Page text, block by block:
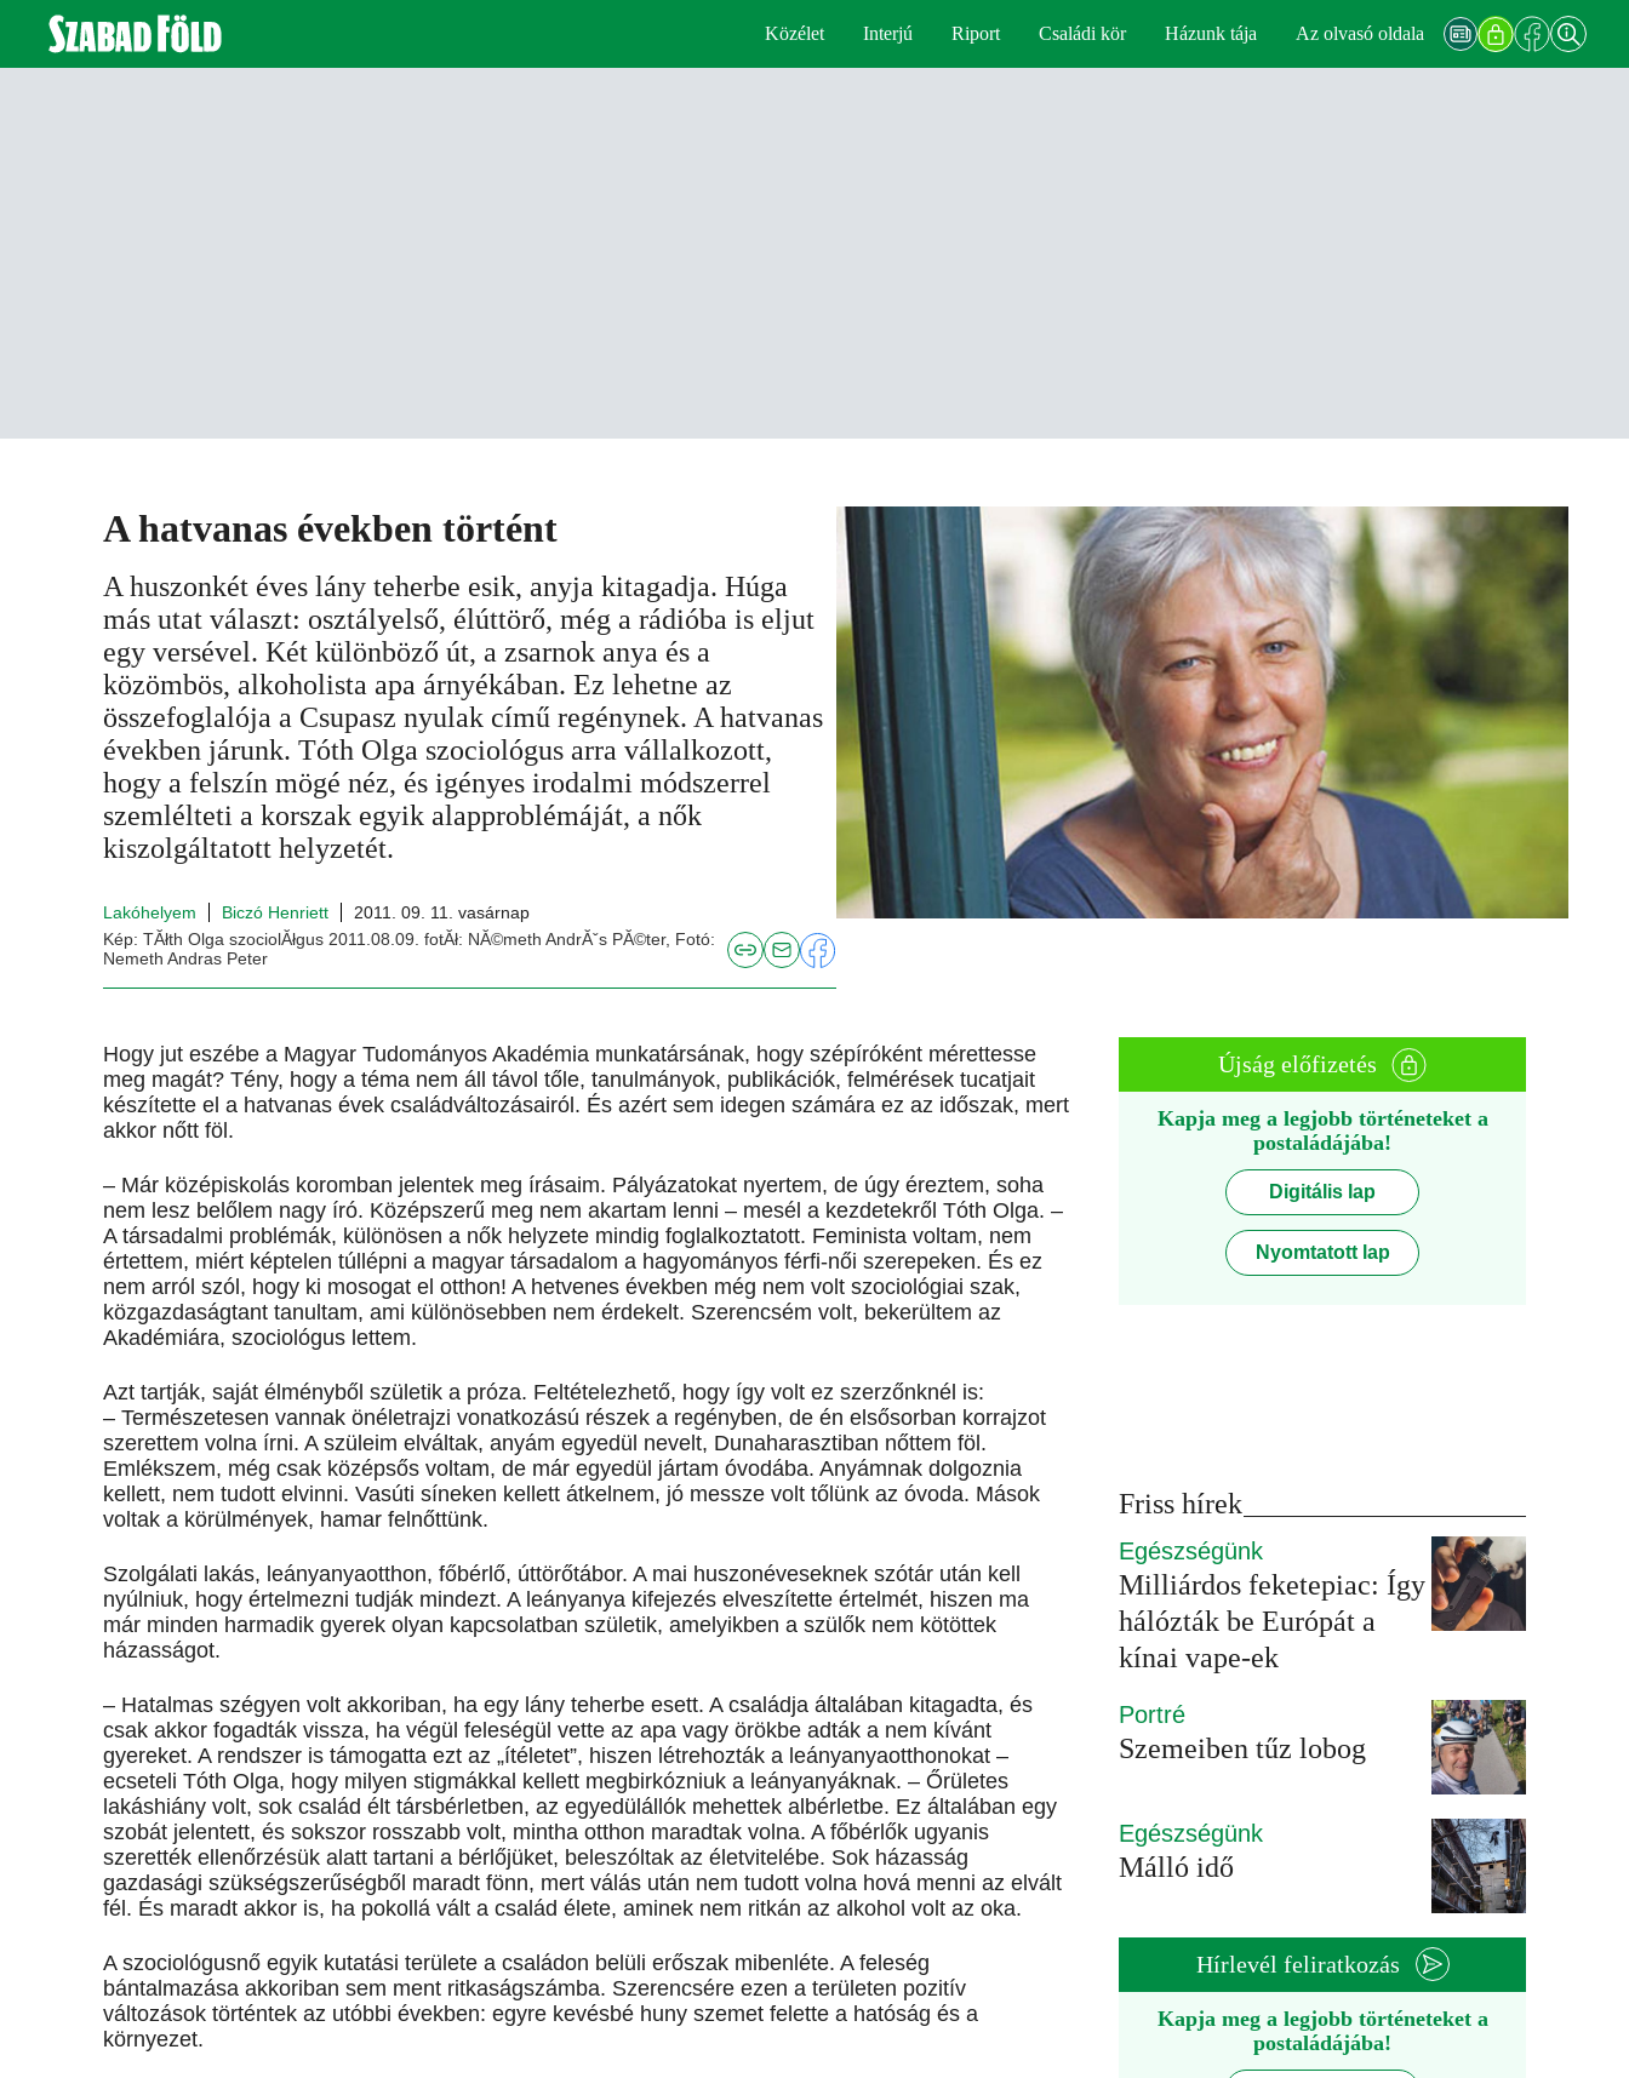
Közélet Interjú Riport Családi kör Házunk tája Az olvasó oldala
A hatvanas években történt
A huszonkét éves lány teherbe esik, anyja kitagadja. Húga
más utat választ: osztályelső, élúttörő, még a rádióba is eljut
egy versével. Két különböző út, a zsarnok anya és a
közömbös, alkoholista apa árnyékában. Ez lehetne az
összefoglalója a Csupasz nyulak című regénynek. A hatvanas
években járunk. Tóth Olga szociológus arra vállalkozott,
hogy a felszín mögé néz, és igényes irodalmi módszerrel
szemlélteti a korszak egyik alapproblémáját, a nők
kiszolgáltatott helyzetét.
Lakóhelyem Biczó Henriett
2011. 09. 11. vasárnap
Kép: TĂłth Olga szociolĂłgus 2011.08.09. fotĂł: NĂ©meth AndrĂˇs PĂ©ter, Fotó:
Nemeth Andras Peter
Hogy jut eszébe a Magyar Tudományos Akadémia munkatársának, hogy szépíróként mérettesse
meg magát? Tény, hogy a téma nem áll távol tőle, tanulmányok, publikációk, felmérések tucatjait
készítette el a hatvanas évek családváltozásairól. És azért sem idegen számára ez az időszak, mert
akkor nőtt föl.
– Már középiskolás koromban jelentek meg írásaim. Pályázatokat nyertem, de úgy éreztem, soha
nem lesz belőlem nagy író. Középszerű meg nem akartam lenni – mesél a kezdetekről Tóth Olga. –
A társadalmi problémák, különösen a nők helyzete mindig foglalkoztatott. Feminista voltam, nem
értettem, miért képtelen túllépni a magyar társadalom a hagyományos férfi-női szerepeken. És ez
nem arról szól, hogy ki mosogat el otthon! A hetvenes években még nem volt szociológiai szak,
közgazdaságtant tanultam, ami különösebben nem érdekelt. Szerencsém volt, bekerültem az
Akadémiára, szociológus lettem.
Azt tartják, saját élményből születik a próza. Feltételezhető, hogy így volt ez szerzőnknél is:
– Természetesen vannak önéletrajzi vonatkozású részek a regényben, de én elsősorban korrajzot
szerettem volna írni. A szüleim elváltak, anyám egyedül nevelt, Dunaharasztiban nőttem föl.
Emlékszem, még csak középsős voltam, de már egyedül jártam óvodába. Anyámnak dolgoznia
kellett, nem tudott elvinni. Vasúti síneken kellett átkelnem, jó messze volt tőlünk az óvoda. Mások
voltak a körülmények, hamar felnőttünk.
Szolgálati lakás, leányanyaotthon, főbérlő, úttörőtábor. A mai huszonéveseknek szótár után kell
nyúlniuk, hogy értelmezni tudják mindezt. A leányanya kifejezés elveszítette értelmét, hiszen ma
már minden harmadik gyerek olyan kapcsolatban születik, amelyikben a szülők nem kötöttek
házasságot.
– Hatalmas szégyen volt akkoriban, ha egy lány teherbe esett. A családja általában kitagadta, és
csak akkor fogadták vissza, ha végül feleségül vette az apa vagy örökbe adták a nem kívánt
gyereket. A rendszer is támogatta ezt az „ítéletet”, hiszen létrehozták a leányanyaotthonokat –
ecseteli Tóth Olga, hogy milyen stigmákkal kellett megbirkózniuk a leányanyáknak. – Őrületes
lakáshiány volt, sok család élt társbérletben, az egyedülállók mehettek albérletbe. Ez általában egy
szobát jelentett, és sokszor rosszabb volt, mintha otthon maradtak volna. A főbérlők ugyanis
szerették ellenőrzésük alatt tartani a bérlőjüket, beleszóltak az életvitelébe. Sok házasság
gazdasági szükségszerűségből maradt fönn, mert válás után nem tudott volna hová menni az elvált
fél. És maradt akkor is, ha pokollá vált a család élete, aminek nem ritkán az alkohol volt az oka.
A szociológusnő egyik kutatási területe a családon belüli erőszak mibenléte. A feleség
bántalmazása akkoriban sem ment ritkaságszámba. Szerencsére ezen a területen pozitív
változások történtek az utóbbi években: egyre kevésbé huny szemet felette a hatóság és a
környezet.
Újság előfizetés
Kapja meg a legjobb történeteket a
postaládájába!
Digitális lap
Nyomtatott lap
Friss hírek
Egészségünk
Milliárdos feketepiac: Így
hálózták be Európát a
kínai vape-ek
Portré
Szemeiben tűz lobog
Egészségünk
Málló idő
Hírlevél feliratkozás
Kapja meg a legjobb történeteket a
postaládájába!